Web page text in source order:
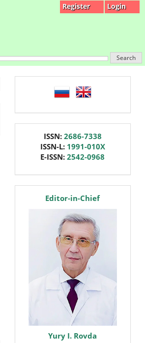
Register Login
Search
language
ISSN: 2686-7338
ISSN-L: 1991-010X
E-ISSN:2542-0968
editorEditor-in-Chief
Yury I. Rovda